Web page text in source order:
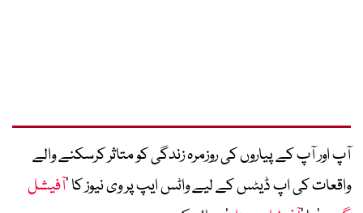
آپ اور آپ کے پیاروں کی روزمرہ زندگی کو متاثر کرسکنے والے
واقعات کی اپ ڈیٹس کے لیے واٹس ایپ پر وی نیوز کا ’آفیشل